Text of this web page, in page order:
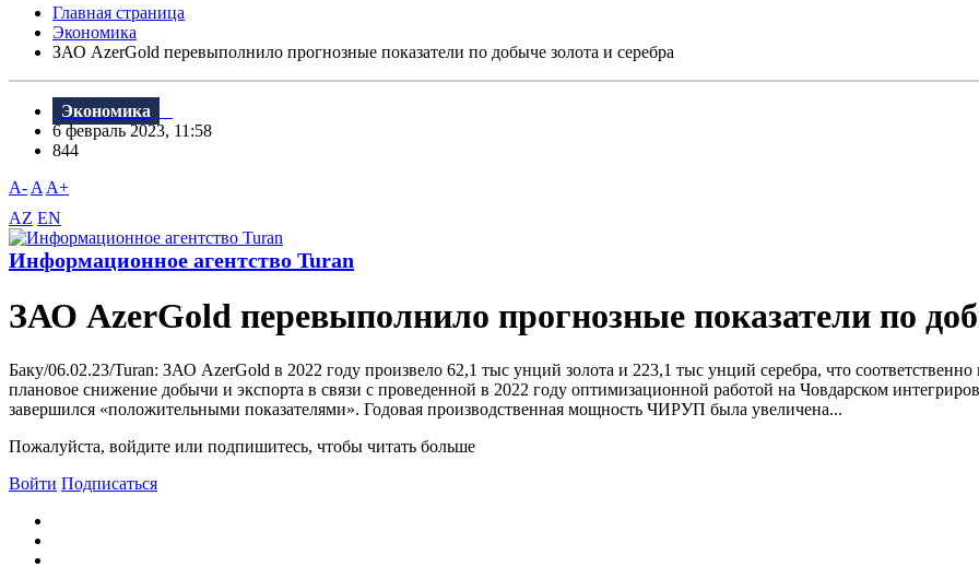
Главная страница
Экономика
ЗАО AzerGold перевыполнило прогнозные показатели по добыче золота и серебра
Экономика
6 февраль 2023, 11:58
844
A- A A+
AZ EN
Информационное агентство Turan
ЗАО AzerGold перевыполнило прогнозные показатели по
Баку/06.02.23/Turan: ЗАО AzerGold в 2022 году произвело 62,1 тыс унций золота и 223,1 тыс унций серебра, что
плановое снижение добычи и экспорта в связи с проведенной в 2022 году оптимизационной работой на Човдарском
завершился «положительными показателями». Годовая производственная мощность ЧИРУП была увеличена...
Пожалуйста, войдите или подпишитесь, чтобы читать больше
Войти Подписаться